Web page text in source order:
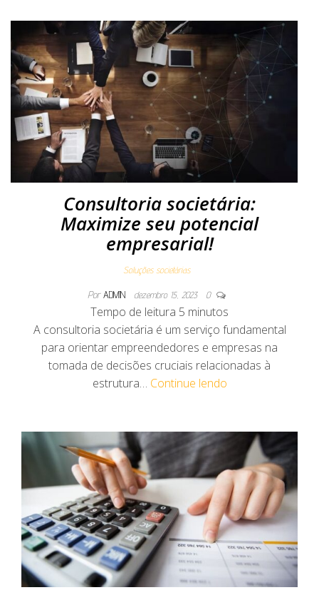
Consultoria societária:
Maximize seu potencial
empresarial!
Soluções societárias
Por ADMIN dezembro 15, 2023 0
Tempo de leitura 5 minutos
A consultoria societária é um serviço fundamental
para orientar empreendedores e empresas na
tomada de decisões cruciais relacionadas à
estrutura… Continue lendo